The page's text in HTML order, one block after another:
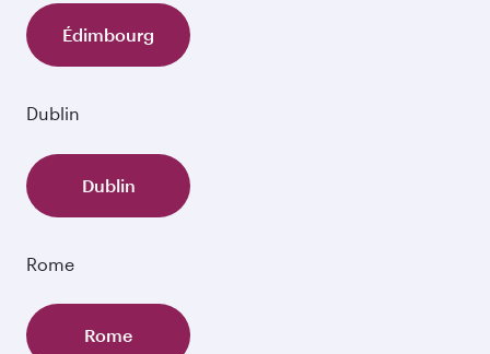
Édimbourg
Dublin
Dublin
Rome
Rome